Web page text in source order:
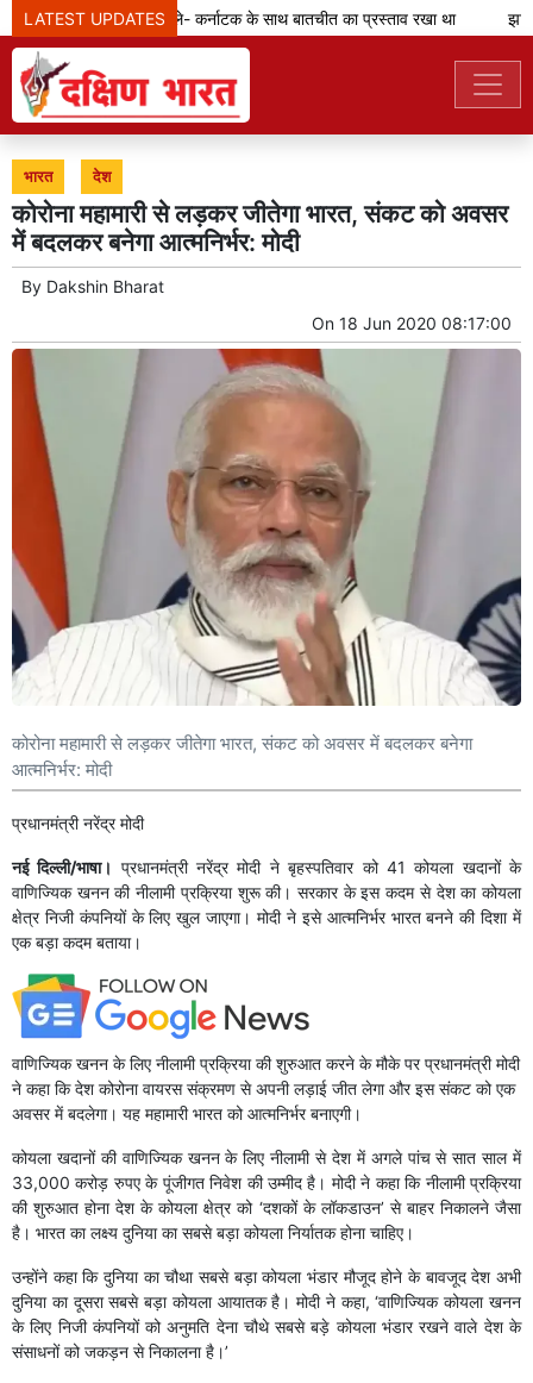
LATEST UPDATES
कावेरी मुद्दा: विजय बोले- कर्नाटक के साथ बातचीत का प्रस्ताव रखा था
भारत देश
कोरोना महामारी से लड़कर जीतेगा भारत, संकट को अवसर
में बदलकर बनेगा आत्मनिर्भर: मोदी
By Dakshin Bharat
On 18 Jun 2020 08:17:00
कोरोना महामारी से लड़कर जीतेगा भारत, संकट को अवसर में बदलकर बनेगा
आत्मनिर्भर: मोदी
प्रधानमंत्री नरेंद्र मोदी
नई दिल्ली/भाषा। प्रधानमंत्री नरेंद्र मोदी ने बृहस्पतिवार को 41 कोयला खदानों के
वाणिज्यिक खनन की नीलामी प्रक्रिया शुरू की। सरकार के इस कदम से देश का कोयला
क्षेत्र निजी कंपनियों के लिए खुल जाएगा। मोदी ने इसे आत्मनिर्भर भारत बनने की दिशा में
एक बड़ा कदम बताया।
वाणिज्यिक खनन के लिए नीलामी प्रक्रिया की शुरुआत करने के मौके पर प्रधानमंत्री मोदी
ने कहा कि देश कोरोना वायरस संक्रमण से अपनी लड़ाई जीत लेगा और इस संकट को एक
अवसर में बदलेगा। यह महामारी भारत को आत्मनिर्भर बनाएगी।
कोयला खदानों की वाणिज्यिक खनन के लिए नीलामी से देश में अगले पांच से सात साल में
33,000 करोड़ रुपए के पूंजीगत निवेश की उम्मीद है। मोदी ने कहा कि नीलामी प्रक्रिया
की शुरुआत होना देश के कोयला क्षेत्र को ‘दशकों के लॉकडाउन’ से बाहर निकालने जैसा
है। भारत का लक्ष्य दुनिया का सबसे बड़ा कोयला निर्यातक होना चाहिए।
उन्होंने कहा कि दुनिया का चौथा सबसे बड़ा कोयला भंडार मौजूद होने के बावजूद देश अभी
दुनिया का दूसरा सबसे बड़ा कोयला आयातक है। मोदी ने कहा, ‘वाणिज्यिक कोयला खनन
के लिए निजी कंपनियों को अनुमति देना चौथे सबसे बड़े कोयला भंडार रखने वाले देश के
संसाधनों को जकड़न से निकालना है।’